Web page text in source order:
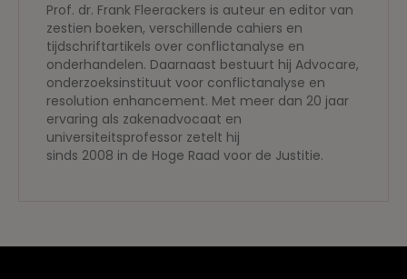
Prof. dr. Frank Fleerackers is auteur en editor van
zestien boeken, verschillende cahiers en
tijdschriftartikels over conflictanalyse en
onderhandelen. Daarnaast bestuurt hij Advocare,
onderzoeksinstituut voor conflictanalyse en
resolution enhancement. Met meer dan 20 jaar
ervaring als zakenadvocaat en
universiteitsprofessor zetelt hij
sinds 2008 in de Hoge Raad voor de Justitie.